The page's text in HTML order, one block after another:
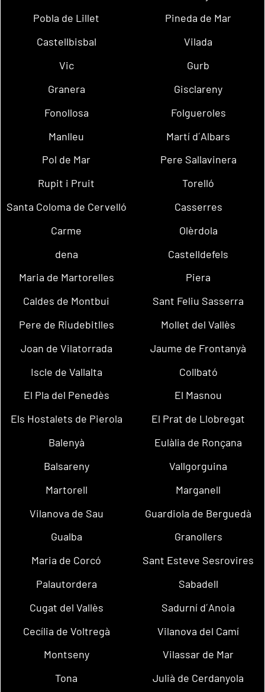
Pobla de Lillet
Pineda de Mar
Castellbisbal
Vilada
Vic
Gurb
Granera
Gisclareny
Fonollosa
Folgueroles
Manlleu
Martí d´Albars
Pol de Mar
Pere Sallavinera
Rupit i Pruit
Torelló
Santa Coloma de Cervelló
Casserres
Carme
Olèrdola
dena
Castelldefels
Maria de Martorelles
Piera
Caldes de Montbui
Sant Feliu Sasserra
Pere de Riudebitlles
Mollet del Vallès
Joan de Vilatorrada
Jaume de Frontanyà
Iscle de Vallalta
Collbató
El Pla del Penedès
El Masnou
Els Hostalets de Pierola
El Prat de Llobregat
Balenyà
Eulàlia de Ronçana
Balsareny
Vallgorguina
Martorell
Marganell
Vilanova de Sau
Guardiola de Berguedà
Gualba
Granollers
Maria de Corcó
Sant Esteve Sesrovires
Palautordera
Sabadell
Cugat del Vallès
Sadurní d´Anoia
Cecília de Voltregà
Vilanova del Camí
Montseny
Vilassar de Mar
Tona
Julià de Cerdanyola